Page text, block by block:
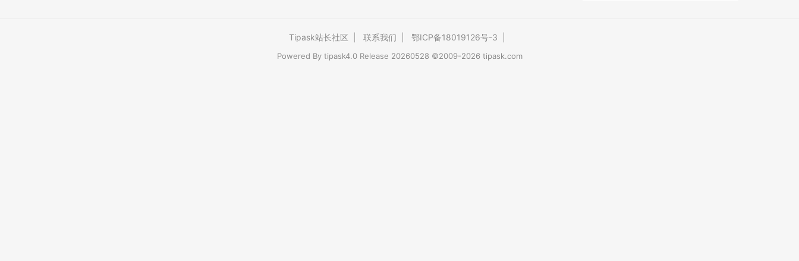
Tipask站长社区 联系我们 鄂ICP备18019126号-3
Powered By tipask4.0Release 20260528 ©2009-2026 tipask.com